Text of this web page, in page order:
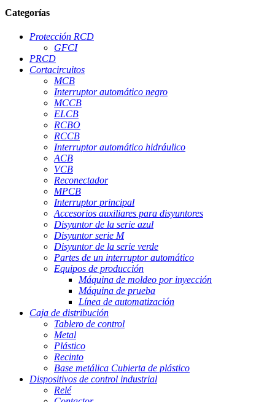
Categorías
Protección RCD
GFCI
PRCD
Cortacircuitos
MCB
Interruptor automático negro
MCCB
ELCB
RCBO
RCCB
Interruptor automático hidráulico
ACB
VCB
Reconectador
MPCB
Interruptor principal
Accesorios auxiliares para disyuntores
Disyuntor de la serie azul
Disyuntor serie M
Disyuntor de la serie verde
Partes de un interruptor automático
Equipos de producción
Máquina de moldeo por inyección
Máquina de prueba
Línea de automatización
Caja de distribución
Tablero de control
Metal
Plástico
Recinto
Base metálica Cubierta de plástico
Dispositivos de control industrial
Relé